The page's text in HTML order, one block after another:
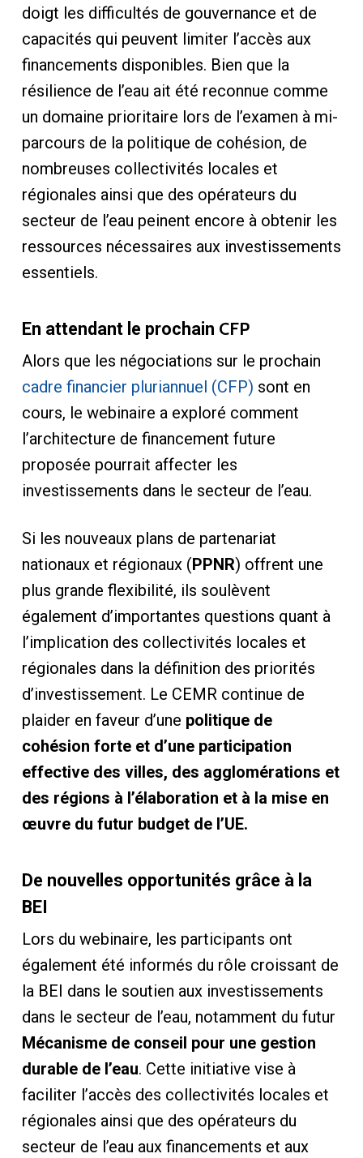
doigt les difficultés de gouvernance et de
capacités qui peuvent limiter l’accès aux
financements disponibles. Bien que la
résilience de l’eau ait été reconnue comme
un domaine prioritaire lors de l’examen à mi-
parcours de la politique de cohésion, de
nombreuses collectivités locales et
régionales ainsi que des opérateurs du
secteur de l’eau peinent encore à obtenir les
ressources nécessaires aux investissements
essentiels.
En attendant le prochain CFP
Alors que les négociations sur le prochain
cadre financier pluriannuel (CFP) sont en
cours, le webinaire a exploré comment
l’architecture de financement future
proposée pourrait affecter les
investissements dans le secteur de l’eau.
Si les nouveaux plans de partenariat
nationaux et régionaux (PPNR) offrent une
plus grande flexibilité, ils soulèvent
également d’importantes questions quant à
l’implication des collectivités locales et
régionales dans la définition des priorités
d’investissement. Le CEMR continue de
plaider en faveur d’une politique de
cohésion forte et d’une participation
effective des villes, des agglomérations et
des régions à l’élaboration et à la mise en
œuvre du futur budget de l’UE.
De nouvelles opportunités grâce à la
BEI
Lors du webinaire, les participants ont
également été informés du rôle croissant de
la BEI dans le soutien aux investissements
dans le secteur de l’eau, notamment du futur
Mécanisme de conseil pour une gestion
durable de l’eau. Cette initiative vise à
faciliter l’accès des collectivités locales et
régionales ainsi que des opérateurs du
secteur de l’eau aux financements et aux